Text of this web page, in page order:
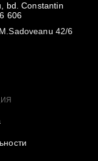
bd. Constantin
606
42/6